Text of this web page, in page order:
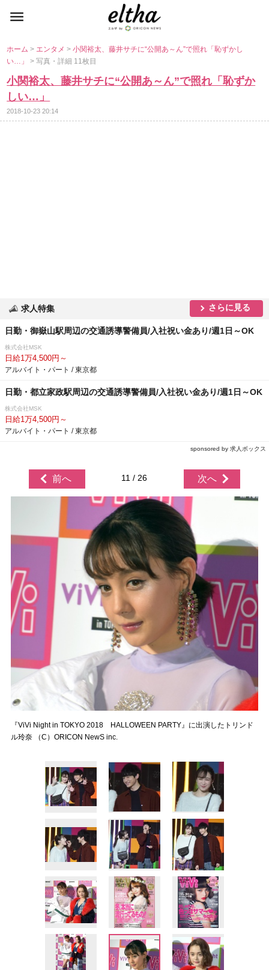
ホーム> エンタメ>小関裕太、藤井サチに“公開あ～ん”で照れ「恥ずかし
い…」> 写真・詳細 11枚目
小関裕太、藤井サチに“公開あ～ん”で照れ「恥ずか
しい…」
2018-10-23 20:14
求人特集 さらに見る
日勤・御嶽山駅周辺の交通誘導警備員/入社祝い金あり/週1日～OK
株式会社MSK
日給1万4,500円～
アルバイト・パート / 東京都
日勤・都立家政駅周辺の交通誘導警備員/入社祝い金あり/週1日～OK
株式会社MSK
日給1万4,500円～
アルバイト・パート / 東京都
sponsored by 求人ボックス
前へ 11 / 26 次へ
『ViVi Night in TOKYO 2018 HALLOWEEN PARTY』に出演したトリンド
ル玲奈 （C）ORICON NewS inc.